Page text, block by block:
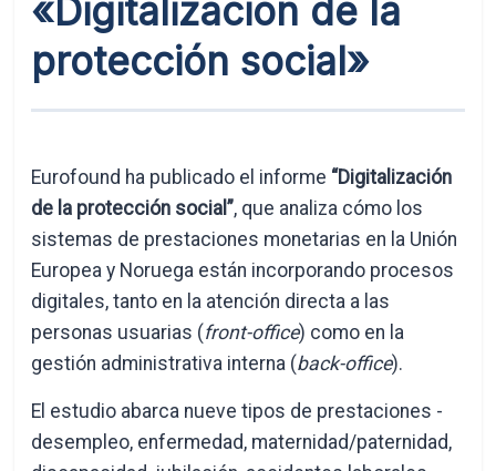
«Digitalización de la
protección social»
Eurofound ha publicado el informe “Digitalización
de la protección social”, que analiza cómo los
sistemas de prestaciones monetarias en la Unión
Europea y Noruega están incorporando procesos
digitales, tanto en la atención directa a las
personas usuarias (front-office) como en la
gestión administrativa interna (back-office).
El estudio abarca nueve tipos de prestaciones -
desempleo, enfermedad, maternidad/paternidad,